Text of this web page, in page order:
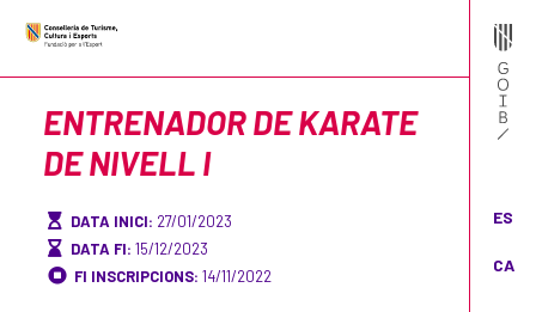
ES
CA
ENTRENADOR DE KARATE
DE NIVELL I
DATA INICI: 27/01/2023
DATA FI: 15/12/2023
FI INSCRIPCIONS: 14/11/2022